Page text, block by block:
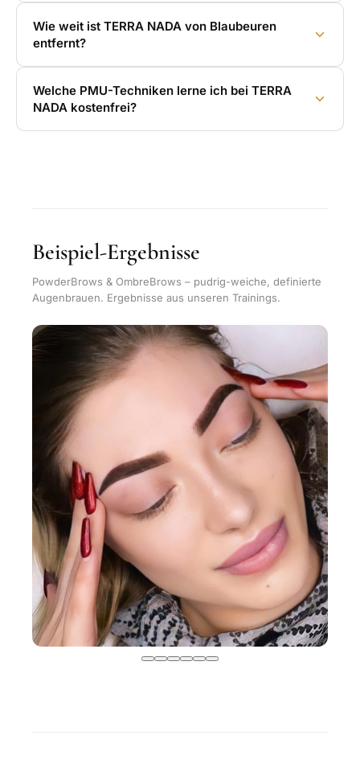
Wie weit ist TERRA NADA von Blaubeuren
entfernt?
Welche PMU-Techniken lerne ich bei TERRA
NADA kostenfrei?
Beispiel-Ergebnisse
PowderBrows & OmbreBrows – pudrig-weiche, definierte
Augenbrauen. Ergebnisse aus unseren Trainings.